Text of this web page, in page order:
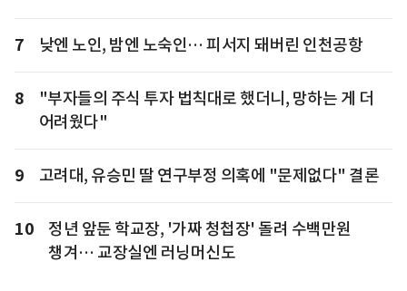
7 낮엔 노인, 밤엔 노숙인… 피서지 돼버린 인천공항
8
"부자들의 주식 투자 법칙대로 했더니, 망하는 게 더
어려웠다"
9 고려대, 유승민 딸 연구부정 의혹에 "문제없다" 결론
10
정년 앞둔 학교장, '가짜 청첩장' 돌려 수백만원
챙겨… 교장실엔 러닝머신도